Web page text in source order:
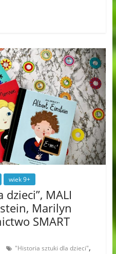
wiek 9+
MALI
Marilyn
SMART
"Historia sztuki dla dzieci",